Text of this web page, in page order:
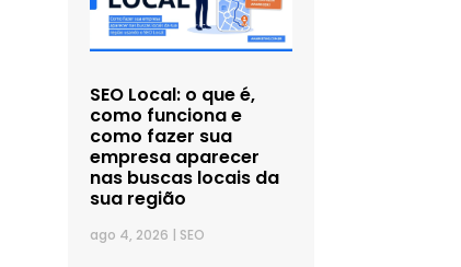
SEO Local: o que é,
como funciona e
como fazer sua
empresa aparecer
nas buscas locais da
sua região
ago 4, 2026 | SEO